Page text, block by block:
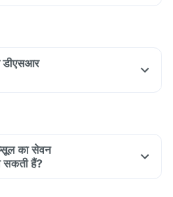
डीएसआर
का सेवन
सकती हैं?